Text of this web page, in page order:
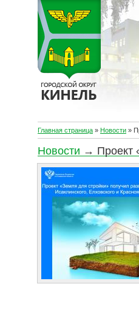
Главная страница » Новости »
Новости → Проект